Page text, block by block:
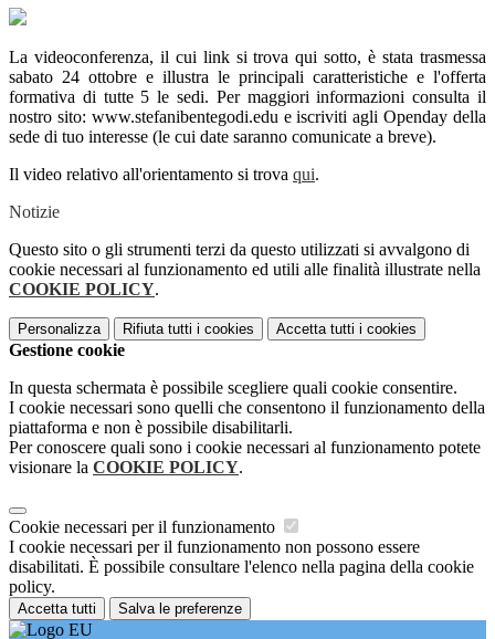
La videoconferenza, il cui link si trova qui sotto, è stata trasmessa
sabato 24 ottobre e illustra le principali caratteristiche e l'offerta
formativa di tutte 5 le sedi. Per maggiori informazioni consulta il
nostro sito: www.stefanibentegodi.edu e iscriviti agli Openday della
sede di tuo interesse (le cui date saranno comunicate a breve).
Il video relativo all'orientamento si trova qui.
Notizie
Questo sito o gli strumenti terzi da questo utilizzati si avvalgono di
cookie necessari al funzionamento ed utili alle finalità illustrate nella
COOKIE POLICY.
Personalizza Rifiuta tutti i cookies Accetta tutti i cookies
Gestione cookie
In questa schermata è possibile scegliere quali cookie consentire.
I cookie necessari sono quelli che consentono il funzionamento della
piattaforma e non è possibile disabilitarli.
Per conoscere quali sono i cookie necessari al funzionamento potete
visionare la COOKIE POLICY.
Cookie necessari per il funzionamento
I cookie necessari per il funzionamento non possono essere
disabilitati. È possibile consultare l'elenco nella pagina della cookie
policy.
Accetta tutti Salva le preferenze